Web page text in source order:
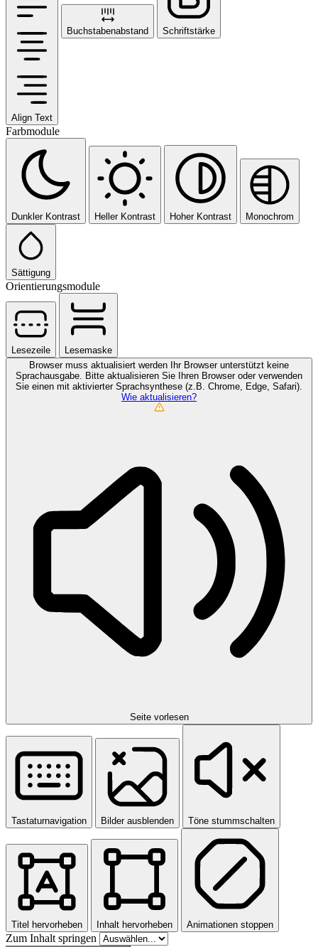
Align Text
Buchstabenabstand Schriftstärke
Farbmodule
Dunkler Kontrast Heller Kontrast Hoher Kontrast Monochrom
Sättigung
Orientierungsmodule
Lesezeile
Lesemaske
Browser muss aktualisiert werden Ihr Browser unterstützt keine
Sprachausgabe. Bitte aktualisieren Sie Ihren Browser oder verwenden
Sie einen mit aktivierter Sprachsynthese (z.B. Chrome, Edge, Safari).
Wie aktualisieren?
Seite vorlesen
Tastaturnavigation Bilder ausblenden Töne stummschalten
Titel hervorheben Inhalt hervorheben Animationen stoppen
Zum Inhalt springen